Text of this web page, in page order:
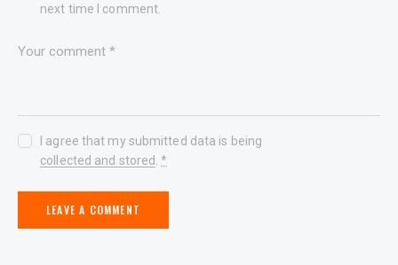
next time I comment.
I agree that my submitted data is being
collected and stored.*